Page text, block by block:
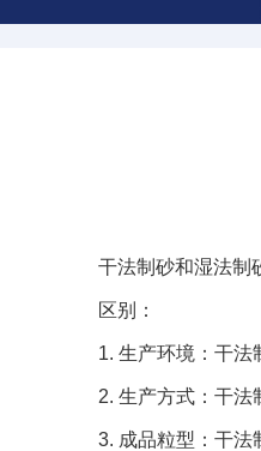
干法制砂和湿法制
区别：
1. 生产环境：干法
2. 生产方式：干法
3. 成品粒型：干法